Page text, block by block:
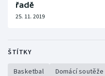
Parasport
Plážový volejbal
řadě
25. 11. 2019
ŠTÍTKY
Basketbal Domácí soutěže